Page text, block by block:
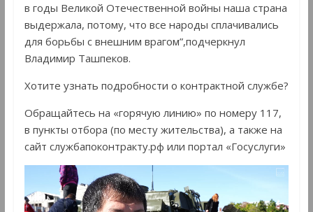
в годы Великой Отечественной войны наша страна
выдержала, потому, что все народы сплачивались
для борьбы с внешним врагом”,подчеркнул
Владимир Ташпеков.
Хотите узнать подробности о контрактной службе?
Обращайтесь на «горячую линию» по номеру 117,
в пункты отбора (по месту жительства), а также на
сайт службапоконтракту.рф или портал «Госуслуги»